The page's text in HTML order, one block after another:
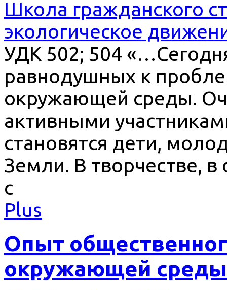
Школа гражданского
экологическое
УДК 502; 504
равнодушных к
окружающей среды.
активными
становятся дети,
Земли. В творчестве,
с
Plus
Опыт
окружающей среды